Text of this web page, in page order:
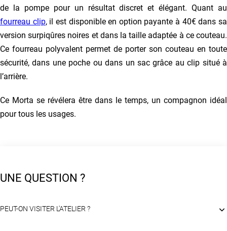
de la pompe pour un résultat discret et élégant. Quant au
fourreau clip, il est disponible en option payante à 40€ dans sa
version surpiqûres noires et dans la taille adaptée à ce couteau.
Ce fourreau polyvalent permet de porter son couteau en toute
sécurité, dans une poche ou dans un sac grâce au clip situé à
l’arrière.
Ce Morta se révélera être dans le temps, un compagnon idéal
pour tous les usages.
UNE QUESTION ?
PEUT-ON VISITER L'ATELIER ?